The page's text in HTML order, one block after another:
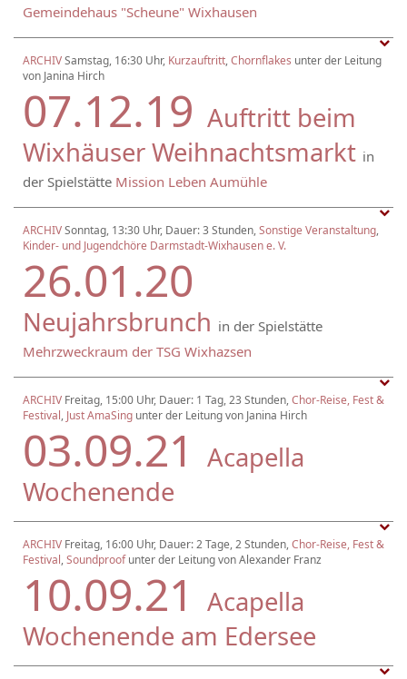
Gemeindehaus "Scheune" Wixhausen
ARCHIVSamstag, 16:30 Uhr, Kurzauftritt,Chornflakes unter der Leitung
von Janina Hirch
07.12.19 Auftritt beim
Wixhäuser Weihnachtsmarkt in
der Spielstätte Mission Leben Aumühle
ARCHIVSonntag, 13:30 Uhr, Dauer: 3 Stunden,Sonstige Veranstaltung,
Kinder- und Jugendchöre Darmstadt-Wixhausen e. V.
26.01.20
Neujahrsbrunch in der Spielstätte
Mehrzweckraum der TSG Wixhazsen
ARCHIV Freitag, 15:00 Uhr, Dauer: 1 Tag, 23 Stunden,Chor-Reise, Fest &
Festival, Just AmaSing unter der Leitung von Janina Hirch
03.09.21
Acapella
Wochenende
ARCHIV Freitag, 16:00 Uhr, Dauer: 2 Tage, 2 Stunden,Chor-Reise, Fest &
Festival,Soundproofunter der Leitung von Alexander Franz
10.09.21
Acapella
Wochenende am Edersee